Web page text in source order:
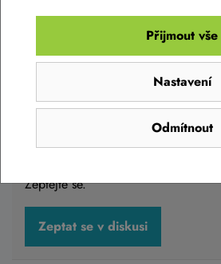
Boční taška ACID Traveler
zadní nosič
Diskuse k produktu(0)
Máte otázky k produktu:Boční
Zeptejte se.
Zeptat se v diskusi
Odmítnout
Nastavení
Přijmout vše